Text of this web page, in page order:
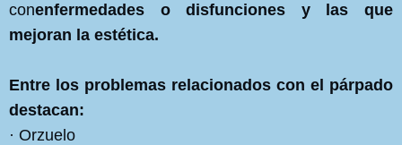
conenfermedades o disfunciones y las que
mejoran la estética.
Entre los problemas relacionados con el párpado
destacan:
· Orzuelo